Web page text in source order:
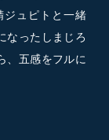
ジュピトと一緒
なったしまじろ
、五感をフルに